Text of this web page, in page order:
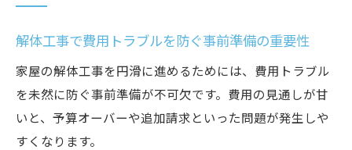
解体工事で費用トラブルを防ぐ事前準備の重要性
家屋の解体工事を円滑に進めるためには、費用トラブル
を未然に防ぐ事前準備が不可欠です。費用の見通しが甘
いと、予算オーバーや追加請求といった問題が発生しや
すくなります。